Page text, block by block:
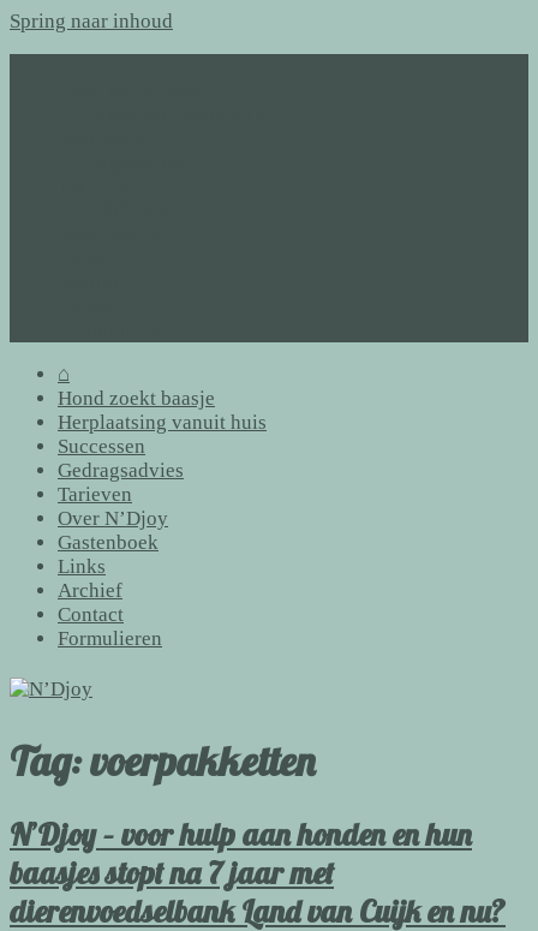
Spring naar inhoud
⌂
Hond zoekt baasje
Herplaatsing vanuit huis
Successen
Gedragsadvies
Tarieven
Over N’Djoy
Gastenboek
Links
Archief
Contact
Formulieren
Tag:voerpakketten
N’Djoy – voor hulp aan honden en hun
baasjes stopt na 7 jaar met
dierenvoedselbank Land van Cuijk en nu?